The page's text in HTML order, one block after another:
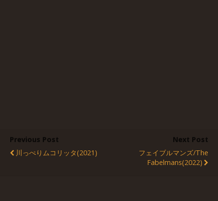
Previous Post
川っぺりムコリッタ(2021)
Next Post
フェイブルマンズ/The
Fabelmans(2022)